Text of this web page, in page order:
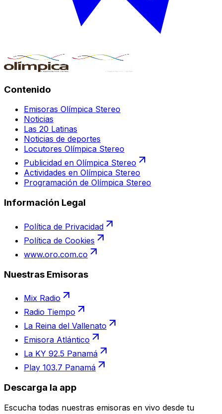
Contenido
Emisoras Olímpica Stereo
Noticias
Las 20 Latinas
Noticias de deportes
Locutores Olímpica Stereo
Publicidad en Olímpica Stereo
Actividades en Olímpica Stereo
Programación de Olímpica Stereo
Información Legal
Política de Privacidad
Política de Cookies
www.oro.com.co
Nuestras Emisoras
Mix Radio
Radio Tiempo
La Reina del Vallenato
Emisora Atlántico
La KY 92.5 Panamá
Play 103.7 Panamá
Descarga la app
Escucha todas nuestras emisoras en vivo desde tu